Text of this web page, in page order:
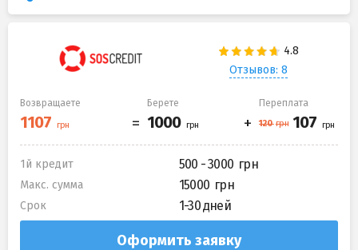
Отзывов: 8
Возвращаете Берете Переплата
1й кредит 500 - 3000
Макс. сумма 15000
Срок 1-30 дней
Оформить заявку